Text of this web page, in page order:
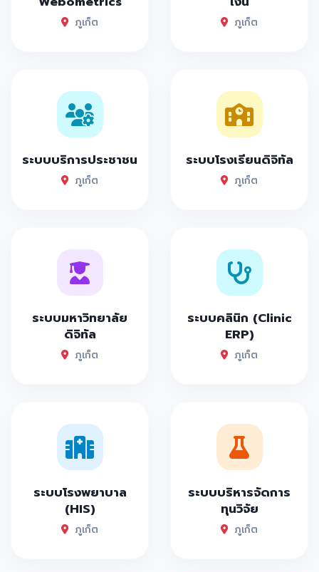
ภูเก็ต ภูเก็ต
ระบบบริการประชาชน
ภูเก็ต
ระบบโรงเรียนดิจิทัล
ภูเก็ต
ระบบมหาวิทยาลัย
ดิจิทัล
ภูเก็ต
ระบบคลินิก (Clinic
ERP)
ภูเก็ต
ระบบโรงพยาบาล
(HIS)
ภูเก็ต
ระบบบริหารจัดการ
ทุนวิจัย
ภูเก็ต